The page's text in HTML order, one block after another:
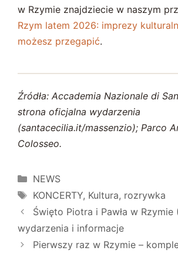
w Rzymie znajdziecie w naszym
Rzym latem 2026: imprezy
możesz przegapić.
Źródła: Accademia Nazionale di
strona oficjalna wydarzenia
(santacecilia.it/massenzio); Parco
Colosseo.
Kategorie
NEWS
Tagi
KONCERTY, Kultura, rozrywka
Święto Piotra i Pawła w
wydarzenia i informacje
Pierwszy raz w Rzymie –